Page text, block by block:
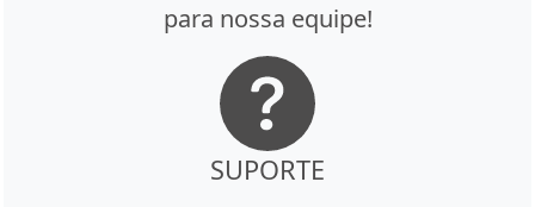
para nossa equipe!
SUPORTE